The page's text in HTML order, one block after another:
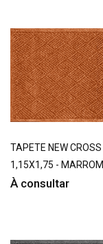
TAPETE NEW CROSS
1,15X1,75 - MARROM
À consultar